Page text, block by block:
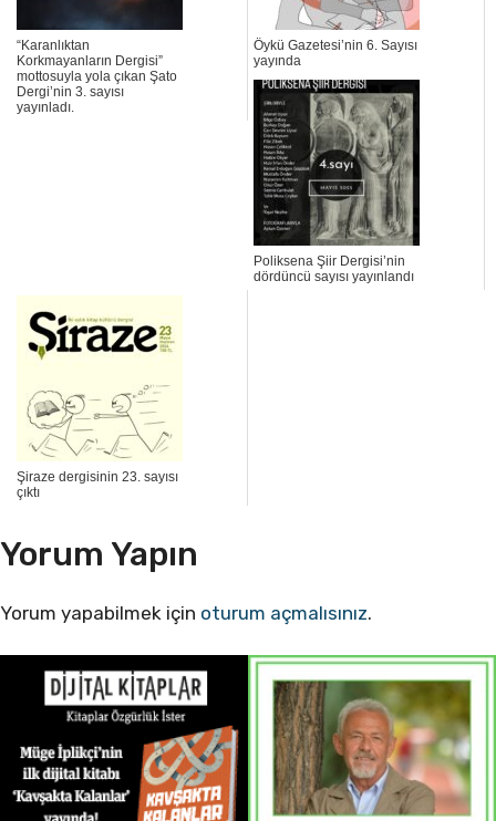
“Karanlıktan
Korkmayanların Dergisi”
mottosuyla yola çıkan Şato
Dergi’nin 3. sayısı
yayınladı.
Öykü Gazetesi’nin 6. Sayısı
yayında
Poliksena Şiir Dergisi’nin
dördüncü sayısı yayınlandı
Şiraze dergisinin 23. sayısı
çıktı
Yorum Yapın
Yorum yapabilmek için oturum açmalısınız.